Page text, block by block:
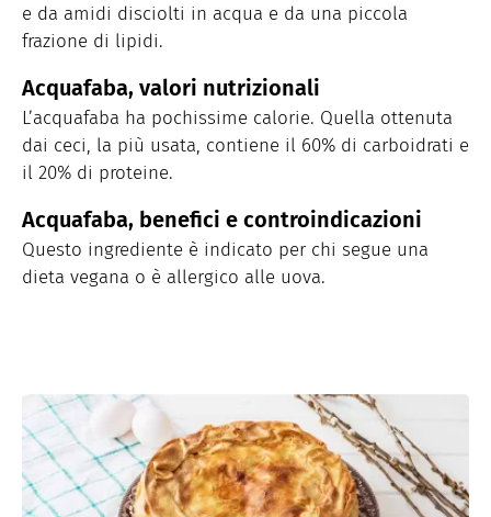
e da amidi disciolti in acqua e da una piccola
frazione di lipidi.
Acquafaba, valori nutrizionali
L’acquafaba ha pochissime calorie. Quella ottenuta
dai ceci, la più usata, contiene il 60% di carboidrati e
il 20% di proteine.
Acquafaba, benefici e controindicazioni
Questo ingrediente è indicato per chi segue una
dieta vegana o è allergico alle uova.